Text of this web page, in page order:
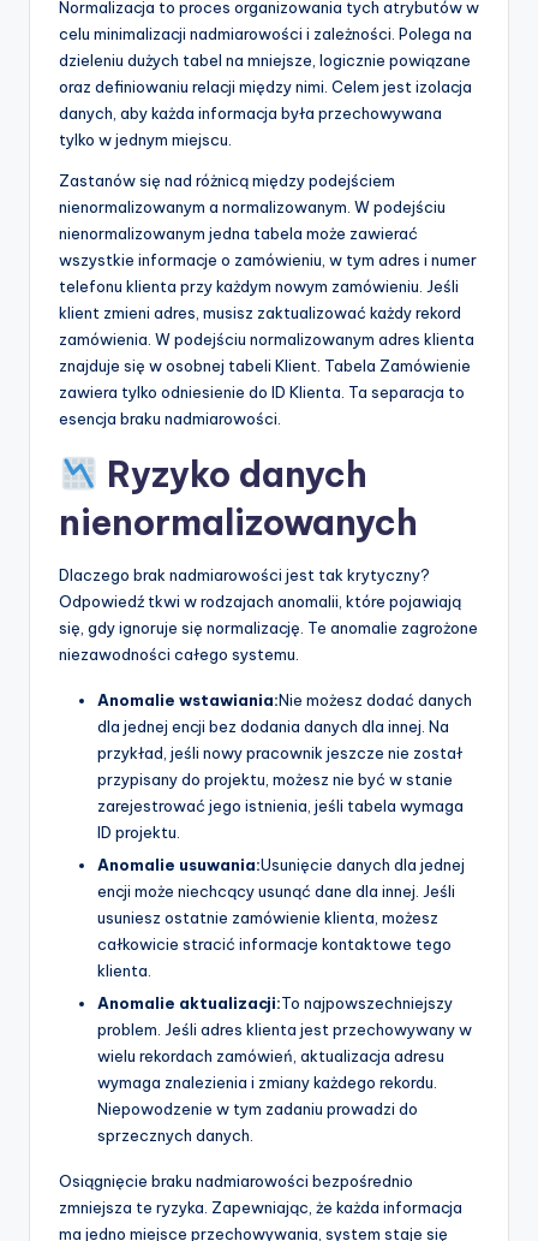
Normalizacja to proces organizowania tych atrybutów w
celu minimalizacji nadmiarowości i zależności. Polega na
dzieleniu dużych tabel na mniejsze, logicznie powiązane
oraz definiowaniu relacji między nimi. Celem jest izolacja
danych, aby każda informacja była przechowywana
tylko w jednym miejscu.
Zastanów się nad różnicą między podejściem
nienormalizowanym a normalizowanym. W podejściu
nienormalizowanym jedna tabela może zawierać
wszystkie informacje o zamówieniu, w tym adres i numer
telefonu klienta przy każdym nowym zamówieniu. Jeśli
klient zmieni adres, musisz zaktualizować każdy rekord
zamówienia. W podejściu normalizowanym adres klienta
znajduje się w osobnej tabeli Klient. Tabela Zamówienie
zawiera tylko odniesienie do ID Klienta. Ta separacja to
esencja braku nadmiarowości.
Ryzyko danych
nienormalizowanych
Dlaczego brak nadmiarowości jest tak krytyczny?
Odpowiedź tkwi w rodzajach anomalii, które pojawiają
się, gdy ignoruje się normalizację. Te anomalie zagrożone
niezawodności całego systemu.
Anomalie wstawiania:Nie możesz dodać danych
dla jednej encji bez dodania danych dla innej. Na
przykład, jeśli nowy pracownik jeszcze nie został
przypisany do projektu, możesz nie być w stanie
zarejestrować jego istnienia, jeśli tabela wymaga
ID projektu.
Anomalie usuwania:Usunięcie danych dla jednej
encji może niechcący usunąć dane dla innej. Jeśli
usuniesz ostatnie zamówienie klienta, możesz
całkowicie stracić informacje kontaktowe tego
klienta.
Anomalie aktualizacji:To najpowszechniejszy
problem. Jeśli adres klienta jest przechowywany w
wielu rekordach zamówień, aktualizacja adresu
wymaga znalezienia i zmiany każdego rekordu.
Niepowodzenie w tym zadaniu prowadzi do
sprzecznych danych.
Osiągnięcie braku nadmiarowości bezpośrednio
zmniejsza te ryzyka. Zapewniając, że każda informacja
ma jedno miejsce przechowywania, system staje się